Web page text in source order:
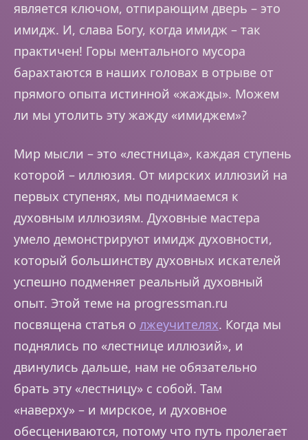
является ключом, отпирающим дверь – это
имидж. И, слава Богу, когда имидж – так
практичен! Горы ментального мусора
барахтаются в наших головах в отрыве от
прямого опыта истинной «жажды». Можем
ли мы утолить эту жажду «имиджем»?
Мир мысли – это «лестница», каждая ступень
которой – иллюзия. От мирских иллюзий на
первых ступенях, мы поднимаемся к
духовным иллюзиям. Духовные мастера
умело демонстрируют имидж духовности,
который большинству духовных искателей
успешно подменяет реальный духовный
опыт. Этой теме на progressman.ru
посвящена статья о лжеучителях. Когда мы
поднялись по «лестнице иллюзий», и
двинулись дальше, нам не обязательно
брать эту «лестницу» с собой. Там
«наверху» – и мирское, и духовное
обесцениваются, потому что путь пролегает